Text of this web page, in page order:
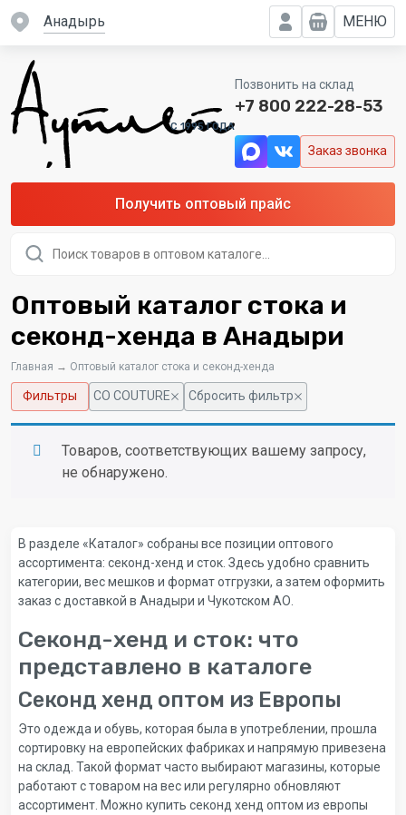
Анадырь МЕНЮ
C 1995 ГОДА
Позвонить на склад
+7 800 222-28-53
Заказ звонка
Получить оптовый прайс
товаров
Оптовый каталог стока и
секонд-хенда в Анадыри
Главная → Оптовый каталог стока и секонд-хенда
Фильтры CO COUTURE Сбросить фильтр
Товаров, соответствующих вашему запросу,
не обнаружено.
В разделе «Каталог» собраны все позиции оптового
ассортимента: секонд-хенд и сток. Здесь удобно сравнить
категории, вес мешков и формат отгрузки, а затем оформить
заказ с доставкой в Анадыри и Чукотском АО.
Секонд-хенд и сток: что
представлено в каталоге
Секонд хенд оптом из Европы
Это одежда и обувь, которая была в употреблении, прошла
сортировку на европейских фабриках и напрямую привезена
на склад. Такой формат часто выбирают магазины, которые
работают с товаром на вес или регулярно обновляют
ассортимент. Можно купить секонд хенд оптом из европы